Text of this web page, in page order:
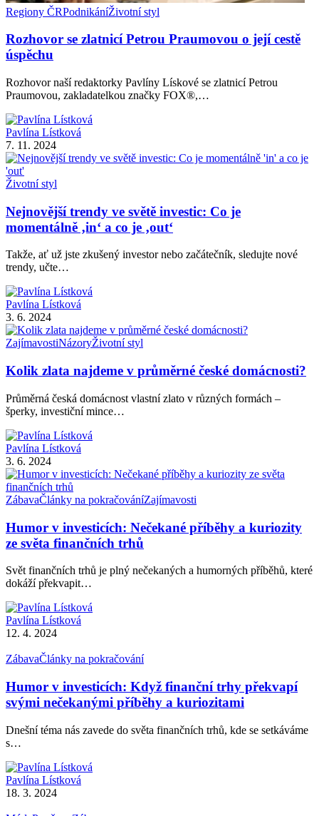
Regiony ČRPodnikáníŽivotní styl
Rozhovor se zlatnicí Petrou Praumovou o její cestě
úspěchu
Rozhovor naší redaktorky Pavlíny Lískové se zlatnicí Petrou
Praumovou, zakladatelkou značky FOX®,…
Pavlína Lístková
7. 11. 2024
Životní styl
Nejnovější trendy ve světě investic: Co je
momentálně ‚in‘ a co je ‚out‘
Takže, ať už jste zkušený investor nebo začátečník, sledujte nové
trendy, učte…
Pavlína Lístková
3. 6. 2024
ZajímavostiNázoryŽivotní styl
Kolik zlata najdeme v průměrné české domácnosti?
Průměrná česká domácnost vlastní zlato v různých formách –
šperky, investiční mince…
Pavlína Lístková
3. 6. 2024
ZábavaČlánky na pokračováníZajímavosti
Humor v investicích: Nečekané příběhy a kuriozity
ze světa finančních trhů
Svět finančních trhů je plný nečekaných a humorných příběhů, které
dokáží překvapit…
Pavlína Lístková
12. 4. 2024
ZábavaČlánky na pokračování
Humor v investicích: Když finanční trhy překvapí
svými nečekanými příběhy a kuriozitami
Dnešní téma nás zavede do světa finančních trhů, kde se setkáváme
s…
Pavlína Lístková
18. 3. 2024